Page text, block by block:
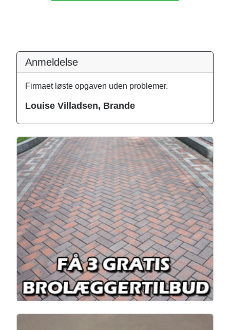
Anmeldelse
Firmaet løste opgaven uden problemer.
Louise Villadsen, Brande